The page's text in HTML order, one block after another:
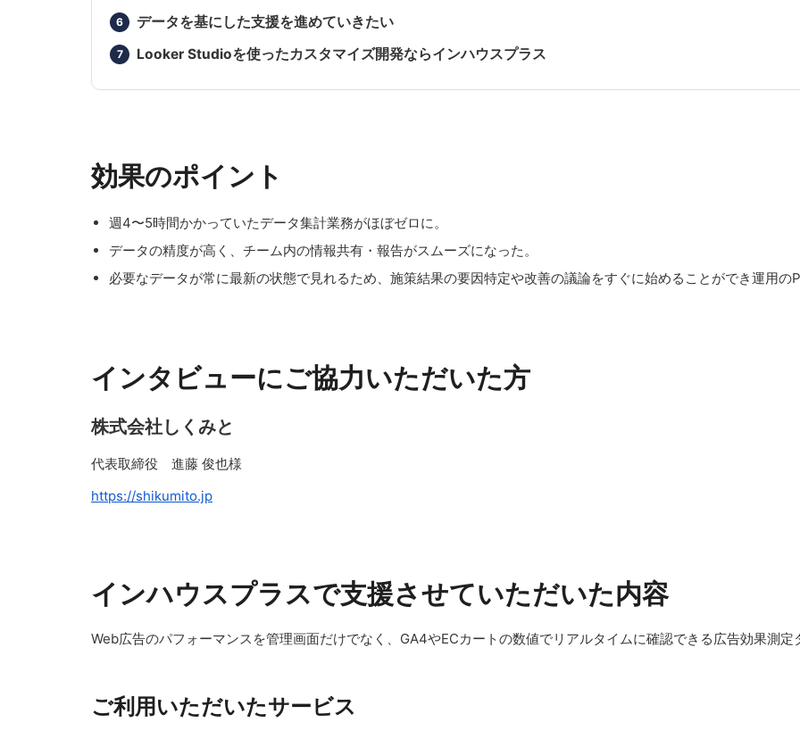
データを基にした支援を進めていきたい
Looker Studioを使ったカスタマイズ開発ならインハウスプラス
効果のポイント
週4〜5時間かかっていたデータ集計業務がほぼゼロに。
データの精度が高く、チーム内の情報共有・報告がスムーズになった。
必要なデータが常に最新の状態で見れるため、施策結果の要因特定や改善の議論をすぐに始めることができ運用の
インタビューにご協力いただいた方
株式会社しくみと
代表取締役 進藤 俊也様
https://shikumito.jp
インハウスプラスで支援させていただいた内容
Web広告のパフォーマンスを管理画面だけでなく、GA4やECカートの数値でリアルタイムに確認できる広告効果測
ご利用いただいたサービス